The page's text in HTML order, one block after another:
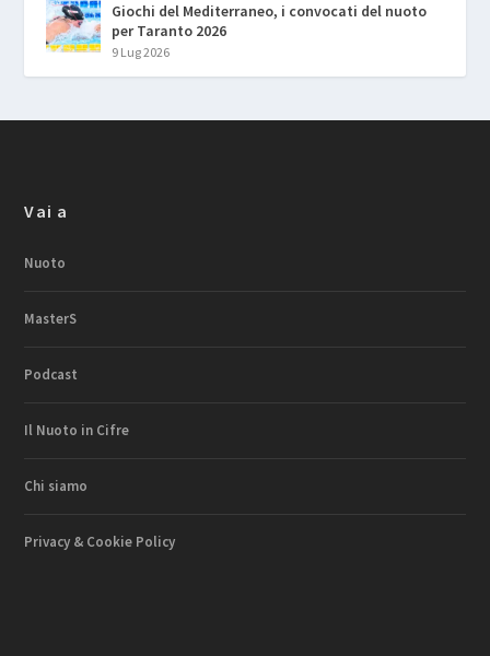
Giochi del Mediterraneo, i convocati del nuoto
per Taranto 2026
9 Lug 2026
Vai a
Nuoto
MasterS
Podcast
Il Nuoto in Cifre
Chi siamo
Privacy & Cookie Policy